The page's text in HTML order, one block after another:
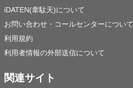
iDATEN(韋駄天)について
お問い合わせ・コールセンターについて
利用規約
利用者情報の外部送信について
関連サイト